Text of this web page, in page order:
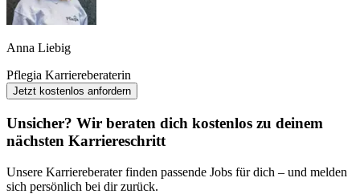
Anna Liebig
Pflegia Karriereberaterin
Jetzt kostenlos anfordern
Unsicher? Wir beraten dich kostenlos zu deinem
nächsten Karriereschritt
Unsere Karriereberater finden passende Jobs für dich – und melden
sich persönlich bei dir zurück.